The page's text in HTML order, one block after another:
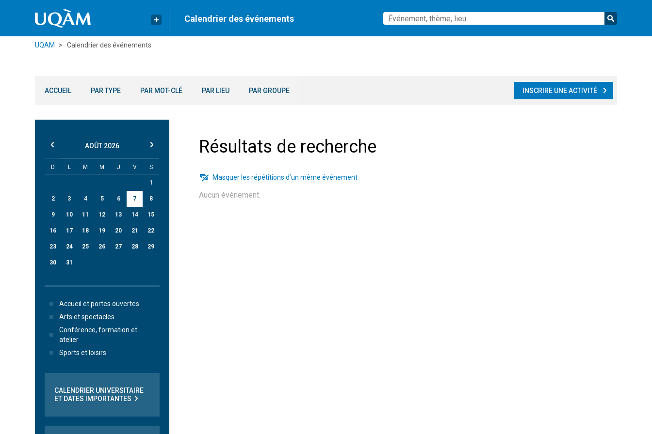
Calendrier des événements
UQAM Calendrier des événements
ACCUEIL PAR TYPE PAR MOT-CLÉ PAR LIEU PAR GROUPE INSCRIRE UNE ACTIVITÉ
Résultats de recherche
Masquer les répétitions d’un même événement
Aucun événement.
AOÛT 2026
D L M M J V S
1
2 3 4 5 6 7 8
9 10 11 12 13 14 15
16 17 18 19 20 21 22
23 24 25 26 27 28 29
30 31
Accueil et portes ouvertes
Arts et spectacles
Conférence, formation et
atelier
Sports et loisirs
CALENDRIER UNIVERSITAIRE
ET DATES IMPORTANTES